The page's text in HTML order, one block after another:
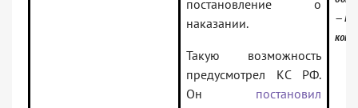
постановление о
наказании.
Такую возможность
предусмотрел КС РФ.
Он постановил
—